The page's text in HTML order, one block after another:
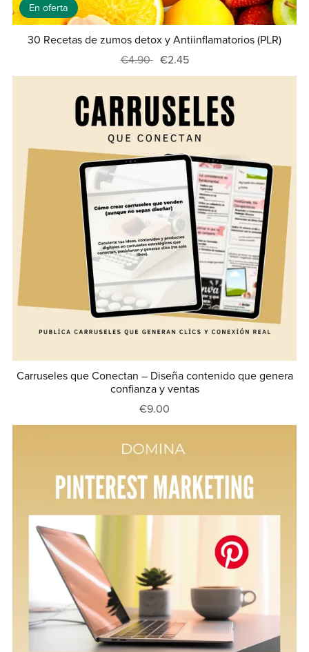
En oferta
30 Recetas de zumos detox y Antiinflamatorios (PLR)
€4.90 €2.45
Carruseles que Conectan – Diseña contenido que genera
confianza y ventas
€9.00